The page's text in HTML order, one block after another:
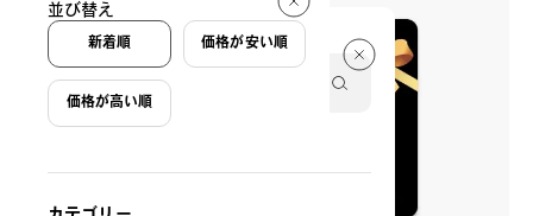
絞り込み条件
並び替え
新着順 価格が安い順
価格が高い順